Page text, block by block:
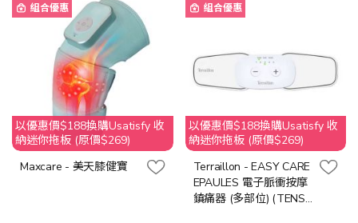
組合優惠
以優惠價$188換購Usatisfy 收
納迷你拖板 (原價$269)
Maxcare - 美天膝健寶
組合優惠
以優惠價$188換購Usatisfy 收
納迷你拖板 (原價$269)
Terraillon - EASY CARE
EPAULES 電子脈衝按摩
鎮痛器 (多部位) (TENS /